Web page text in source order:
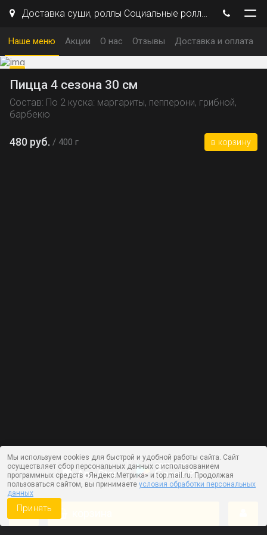
Доставка cуши, роллы Социальные роллы | г. Пенза
Наше меню Акции О нас Отзывы Доставка и оплата
Пицца 4 сезона 30 см
Состав: По 2 куска: маргариты, пепперони, грибной,
барбекю
480 руб. 400 г в корзину
Мы используем cookies для быстрой и удобной работы сайта. Сайт
осуществляет сбор персональных данных с использованием
программных средств «Яндекс.Метрика» и top.mail.ru. Продолжая
пользоваться сайтом, вы принимаете условия обработки персональных
данных
Принять